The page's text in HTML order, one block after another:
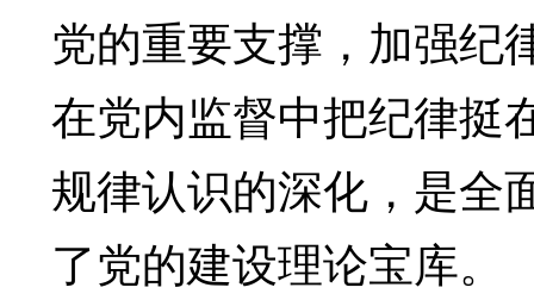
党的重要支撑，加强纪
在党内监督中把纪律挺
规律认识的深化，是全
了党的建设理论宝库。